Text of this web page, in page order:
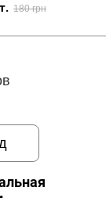
180 грн